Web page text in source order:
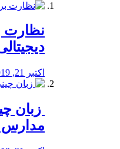
نظارت
اکتبر 21, 2019
زبان
مدارس